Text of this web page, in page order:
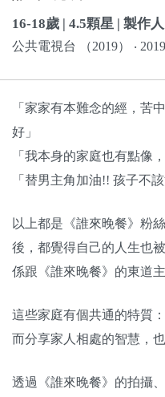
16-18歲 | 4.5顆星 | 製作
公共電視台 （2019） ‧
「家家有本難念的經，苦
好」
「我本身的家庭也有點像
「替男主角加油!! 孩子不
以上都是《誰來晚餐》粉
後，都覺得自己的人生也
係跟《誰來晚餐》的東道
這些家庭有個共通的特質
而分享家人相處的智慧，
透過《誰來晚餐》的拍攝